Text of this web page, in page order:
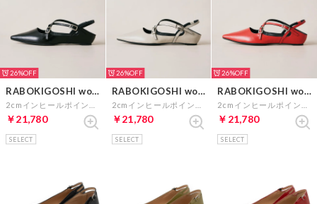
26%
RABOKIGOSHI works
￥21,780
SELECT
26%
RABOKIGOSHI works
￥21,780
SELECT
26%
RABOKIGOSHI works
￥21,780
SELECT